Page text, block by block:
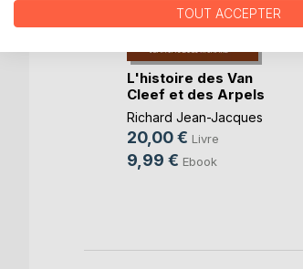
L'histoire des Van
Cleef et des Arpels
Richard Jean-Jacques
20,00 € Livre
9,99 € Ebook
TOUT ACCEPTER